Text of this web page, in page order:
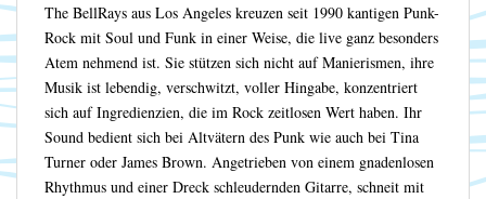
The BellRays aus Los Angeles kreuzen seit 1990 kantigen Punk-
Rock mit Soul und Funk in einer Weise, die live ganz besonders
Atem nehmend ist. Sie stützen sich nicht auf Manierismen, ihre
Musik ist lebendig, verschwitzt, voller Hingabe, konzentriert
sich auf Ingredienzien, die im Rock zeitlosen Wert haben. Ihr
Sound bedient sich bei Altvätern des Punk wie auch bei Tina
Turner oder James Brown. Angetrieben von einem gnadenlosen
Rhythmus und einer Dreck schleudernden Gitarre, schneit mit